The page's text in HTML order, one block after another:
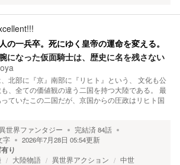
の一兵卒。死にゆく皇帝の運命を変える。
になった仮面騎士は、歴史に名を残さない
北部に『京』南部に『リヒト』という、 文化も公
、全ての価値観の違う二国を持つ大陸である。 最
ていたこの二国だが、京国からの圧政はリヒト国
世界ファンタジー 完結済84話
字 2026年7月28日 05:54更新
り
大陸物語 異世界アクション 中世